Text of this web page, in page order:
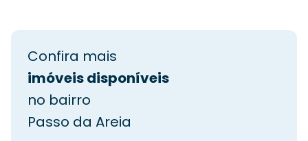
Confira mais
imóveis disponíveis
no bairro
Passo da Areia